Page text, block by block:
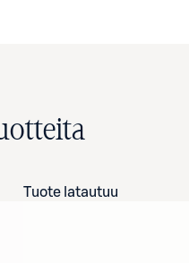
Tuote latautuu